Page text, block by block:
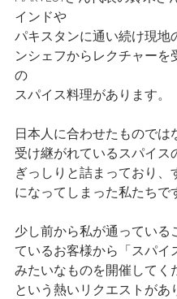
インドや
パキスタンに通い続け現地
ンシェフからレクチャーを
の
スパイス料理があります。
日本人に合わせたものでは
受け継がれているスパイス
ぎっしりと詰まっており、
になってしまった私たちで
少し前から私が通っている
ているお客様から「スパイ
みたいなものを開催してく
という熱いリクエストがあ